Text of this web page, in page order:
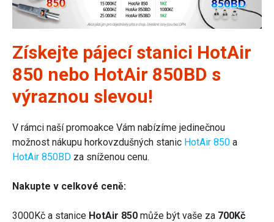
Získejte pájecí stanici HotAir
850 nebo HotAir 850BD s
výraznou slevou!
V rámci naší promoakce Vám nabízíme jedinečnou
možnost nákupu horkovzdušných stanic HotAir 850 a
HotAir 850BD za sníženou cenu.
Nakupte v celkové ceně:
3000Kč a stanice HotAir 850 může být vaše za 700Kč